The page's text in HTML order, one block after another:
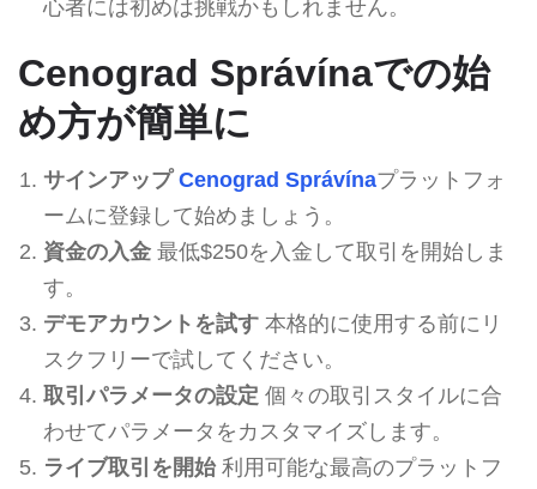
心者には初めは挑戦かもしれません。
Cenograd Správínaでの始
め方が簡単に
サインアップ Cenograd Správínaプラットフォ
ームに登録して始めましょう。
資金の入金最低$250を入金して取引を開始しま
す。
デモアカウントを試す本格的に使用する前にリ
スクフリーで試してください。
取引パラメータの設定 個々の取引スタイルに合
わせてパラメータをカスタマイズします。
ライブ取引を開始利用可能な最高のプラットフ